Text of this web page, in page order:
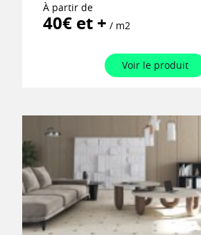
À partir de
40€ et + / m2
Voir le produit